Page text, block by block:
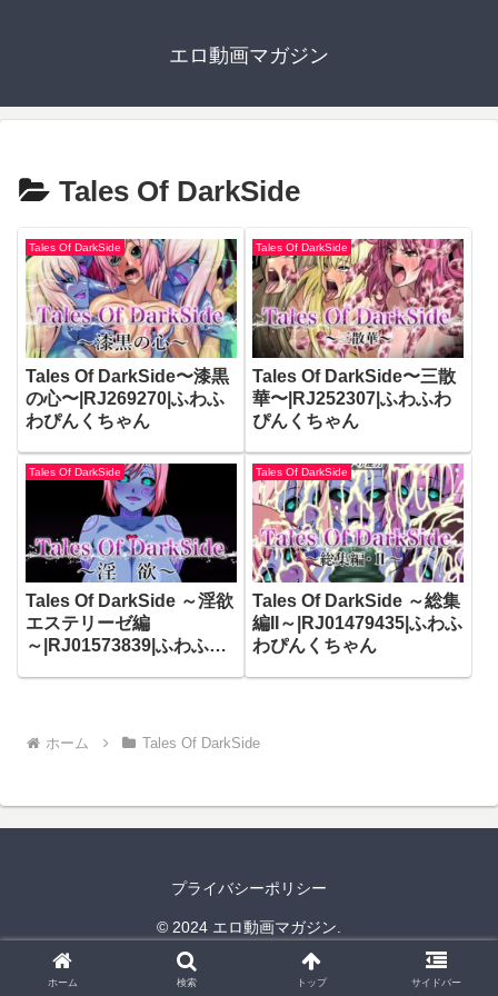
エロ動画マガジン
Tales Of DarkSide
Tales Of DarkSide
Tales Of DarkSide〜漆黒
の心〜|RJ269270|ふわふ
わぴんくちゃん
Tales Of DarkSide
Tales Of DarkSide〜三散
華〜|RJ252307|ふわふわ
ぴんくちゃん
Tales Of DarkSide
Tales Of DarkSide ～淫欲
エステリーゼ編
～|RJ01573839|ふわふわ
Tales Of DarkSide
Tales Of DarkSide ～総集
編II～|RJ01479435|ふわふ
わぴんくちゃん
ホーム Tales Of DarkSide
プライバシーポリシー
© 2024 エロ動画マガジン.
ホーム 検索 トップ サイドバー